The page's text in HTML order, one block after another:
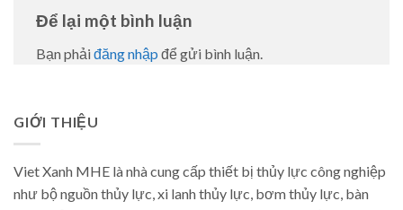
Để lại một bình luận
Bạn phải đăng nhập để gửi bình luận.
GIỚI THIỆU
Viet Xanh MHE là nhà cung cấp thiết bị thủy lực công nghiệp
như bộ nguồn thủy lực, xi lanh thủy lực, bơm thủy lực, bàn